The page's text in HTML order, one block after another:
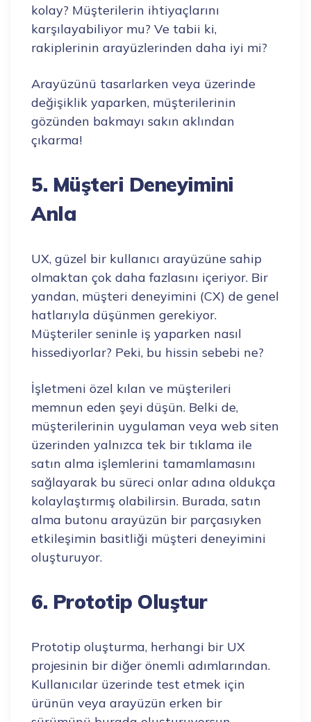
kolay? Müşterilerin ihtiyaçlarını
karşılayabiliyor mu? Ve tabii ki,
rakiplerinin arayüzlerinden daha iyi mi?
Arayüzünü tasarlarken veya üzerinde
değişiklik yaparken, müşterilerinin
gözünden bakmayı sakın aklından
çıkarma!
5. Müşteri Deneyimini
Anla
UX, güzel bir kullanıcı arayüzüne sahip
olmaktan çok daha fazlasını içeriyor. Bir
yandan, müşteri deneyimini (CX) de genel
hatlarıyla düşünmen gerekiyor.
Müşteriler seninle iş yaparken nasıl
hissediyorlar? Peki, bu hissin sebebi ne?
İşletmeni özel kılan ve müşterileri
memnun eden şeyi düşün. Belki de,
müşterilerinin uygulaman veya web siten
üzerinden yalnızca tek bir tıklama ile
satın alma işlemlerini tamamlamasını
sağlayarak bu süreci onlar adına oldukça
kolaylaştırmış olabilirsin. Burada, satın
alma butonu arayüzün bir parçasıyken
etkileşimin basitliği müşteri deneyimini
oluşturuyor.
6. Prototip Oluştur
Prototip oluşturma, herhangi bir UX
projesinin bir diğer önemli adımlarından.
Kullanıcılar üzerinde test etmek için
ürünün veya arayüzün erken bir